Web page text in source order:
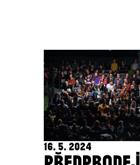
16. 5. 2024